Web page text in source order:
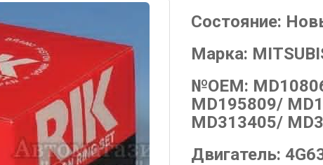
Состояние:
Марка:
№OEM:
MD195809/
MD313405/
Двигатель: